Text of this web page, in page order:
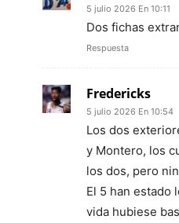
5 julio 2026 En 10:11
Dos fichas
Respuesta
Fredericks
5 julio 2026 En 10:54
Los dos
y Montero, los
los dos, pero
El 5 han estado
vida hubiese